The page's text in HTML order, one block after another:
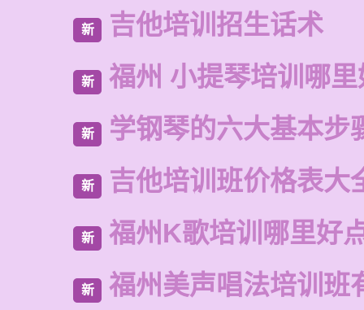
新 吉他培训招生话术
新 福州 小提琴培训哪
新 学钢琴的六大基本步
新 吉他培训班价格表大
新 福州K歌培训哪里好
新 福州美声唱法培训班